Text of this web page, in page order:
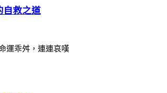
自救之道
運乖舛，連連哀嘆